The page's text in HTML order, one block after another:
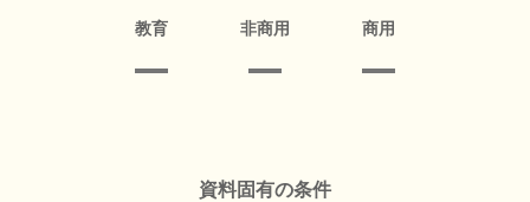
教育 非商用 商用
資料固有の条件